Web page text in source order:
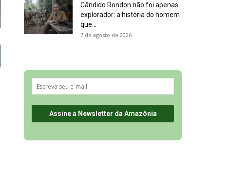
Cândido Rondon não foi apenas
explorador: a história do homem
que...
7 de agosto de 2026